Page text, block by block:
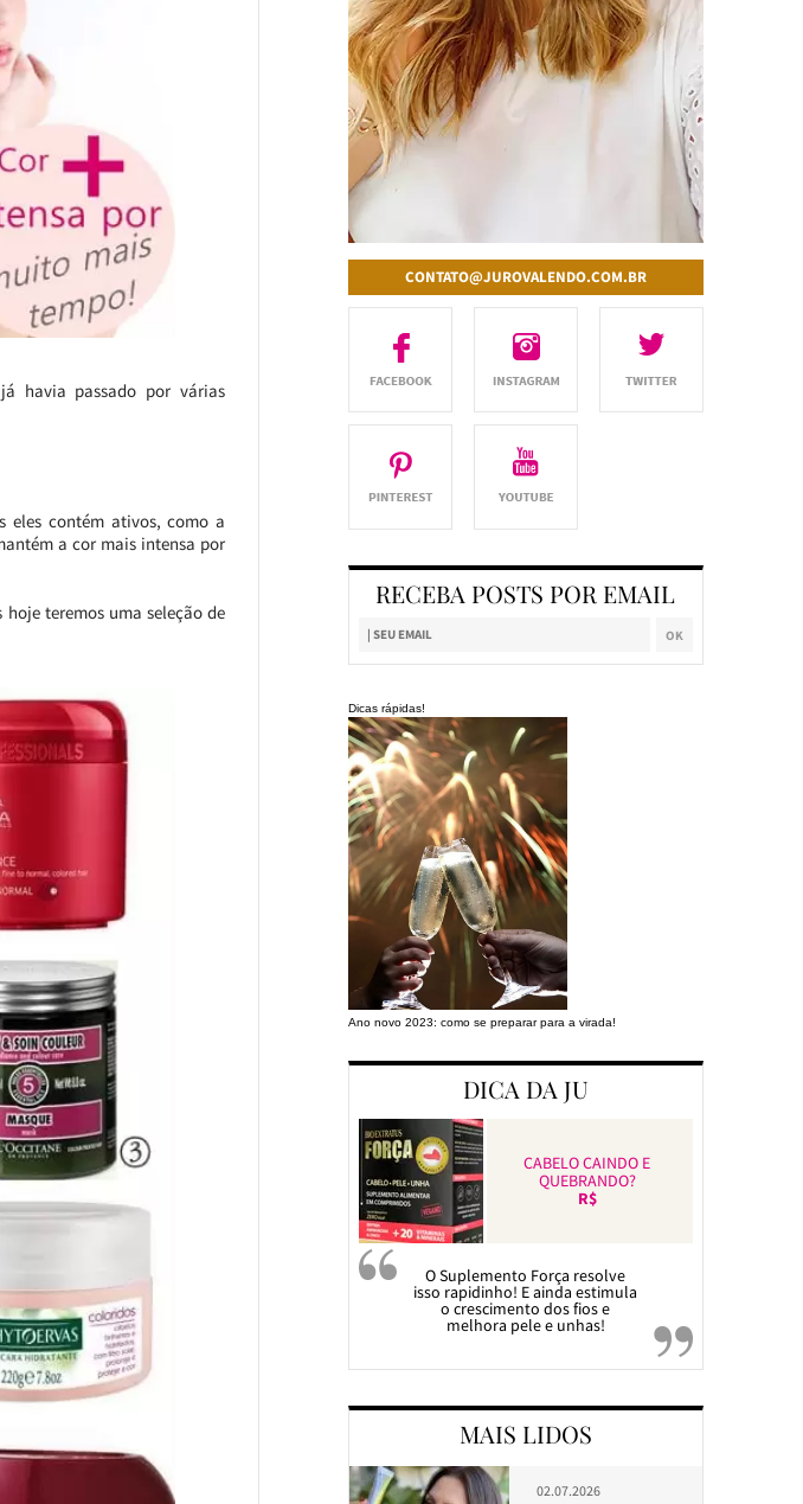
havia passado por várias
eles contém ativos, como a
a cor mais intensa por
teremos uma seleção de
CONTATO@JUROVALENDO.COM.BR
RECEBA POSTS POR EMAIL
Dicas rápidas!
Ano novo 2023: como se preparar para a virada!
DICA DA JU
CABELO CAINDO E
QUEBRANDO?
R$
O Suplemento Força resolve
isso rapidinho! E ainda estimula
o crescimento dos fios e
melhora pele e unhas!
MAIS LIDOS
02.07.2026